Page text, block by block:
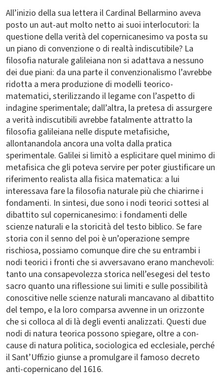
All’inizio della sua lettera il Cardinal Bellarmino aveva
posto un aut-aut molto netto ai suoi interlocutori: la
questione della verità del copernicanesimo va posta su
un piano di convenzione o di realtà indiscutibile? La
filosofia naturale galileiana non si adattava a nessuno
dei due piani: da una parte il convenzionalismo l’avrebbe
ridotta a mera produzione di modelli teorico-
matematici, sterilizzando il legame con l’aspetto di
indagine sperimentale; dall’altra, la pretesa di assurgere
a verità indiscutibili avrebbe fatalmente attratto la
filosofia galileiana nelle dispute metafisiche,
allontanandola ancora una volta dalla pratica
sperimentale. Galilei si limitò a esplicitare quel minimo di
metafisica che gli poteva servire per poter giustificare un
riferimento realista alla fisica matematica: a lui
interessava fare la filosofia naturale più che chiarirne i
fondamenti. In sintesi, due sono i nodi teorici sottesi al
dibattito sul copernicanesimo: i fondamenti delle
scienze naturali e la storicità del testo biblico. Se fare
storia con il senno del poi è un’operazione sempre
rischiosa, possiamo comunque dire che su entrambi i
nodi teorici i fronti che si avversavano erano manchevoli:
tanto una consapevolezza storica nell’esegesi del testo
sacro quanto una riflessione sui limiti e sulle possibilità
conoscitive nelle scienze naturali mancavano al dibattito
del tempo, e la loro comparsa avvenne in un orizzonte
che si colloca al di là degli eventi analizzati. Questi due
nodi di natura teorica possono spiegare, oltre a con-
cause di natura politica, sociologica ed ecclesiale, perché
il Sant’Uffizio giunse a promulgare il famoso decreto
anti-copernicano del 1616.